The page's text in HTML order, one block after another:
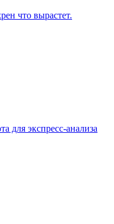
что вырастет.
для экспресс-анализа